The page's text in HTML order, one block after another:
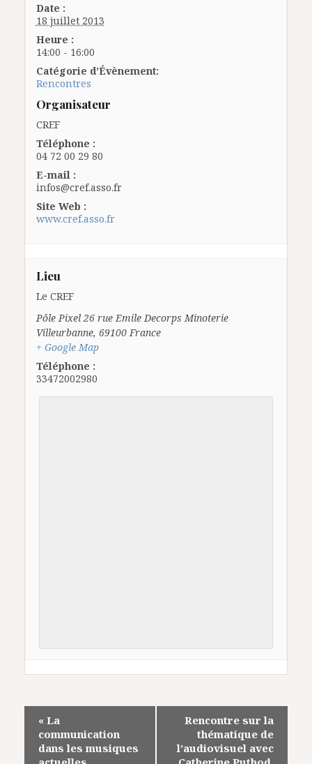
Date :
18 juillet 2013
Heure :
14:00 - 16:00
Catégorie d’Évènement:
Rencontres
Organisateur
CREF
Téléphone :
04 72 00 29 80
E-mail :
infos@cref.asso.fr
Site Web :
www.cref.asso.fr
Lieu
Le CREF
Pôle Pixel 26 rue Emile Decorps Minoterie
Villeurbanne, 69100 France
+ Google Map
Téléphone :
33472002980
« La
communication
dans les musiques
Rencontre sur la
thématique de
l’audiovisuel avec